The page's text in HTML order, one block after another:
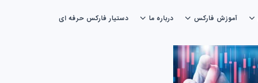
آموزش فارکس درباره ما دستیار فارکس حرفه ای